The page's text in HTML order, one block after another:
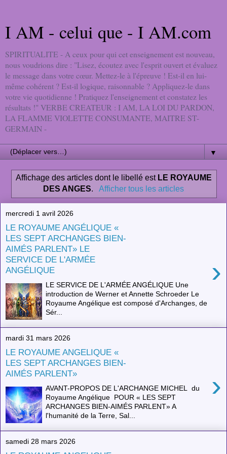
I AM - celui que - I AM.com
SPIRITUALITE - A ceux pour qui cet enseignement est nouveau,
nous voudrions dire : "Lisez, écoutez avec l'esprit ouvert et évaluez
le message dans votre cœur. Mettez-le à l'épreuve ! Est-il en lui-
même cohérent ? Est-il logique, raisonnable ? Appliquez-le dans
votre vie quotidienne ! Pratiquez l'enseignement et constatez les
résultats !" VERBE CREATEUR : I AM, LA LOI DU PARDON,
LA FLAMME VIOLETTE CONSUMANTE, MAITRE ST-
GERMAIN -
▼
Affichage des articles dont le libellé est LE ROYAUME
DES ANGES. Afficher tous les articles
mercredi 1 avril 2026
LE ROYAUME ANGÉLIQUE «
LES SEPT ARCHANGES BIEN-
AIMÉS PARLENT» LE
SERVICE DE L'ARMÉE
ANGÉLIQUE
›
LE SERVICE DE L'ARMÉE ANGÉLIQUE Une
introduction de Werner et Annette Schroeder Le
Royaume Angélique est composé d'Archanges, de
Sér...
mardi 31 mars 2026
LE ROYAUME ANGELIQUE «
LES SEPT ARCHANGES BIEN-
AIMÉS PARLENT»
›
AVANT-PROPOS DE L'ARCHANGE MICHEL du
Royaume Angélique POUR « LES SEPT
ARCHANGES BIEN-AIMÉS PARLENT» A
l'humanité de la Terre, Sal...
samedi 28 mars 2026